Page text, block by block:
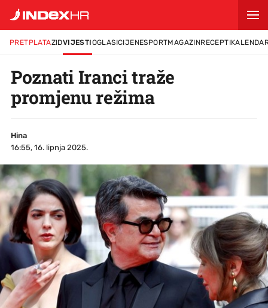
PRETPLATAZIDVIJESTIOGLASICIJENESPORTMAGAZINRECEPTI
Poznati Iranci traže
promjenu režima
Hina
16:55, 16. lipnja 2025.